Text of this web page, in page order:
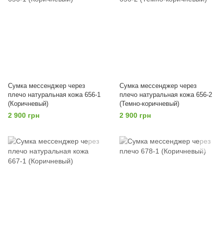
Сумка мессенджер через
плечо натуральная кожа 656-1
(Коричневый)
2 900 грн
Сумка мессенджер через
плечо натуральная кожа 656-2
(Темно-коричневый)
2 900 грн